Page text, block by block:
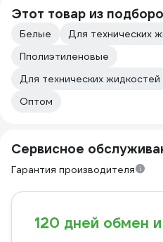
Этот товар из
Белые
Для технических
Пполиэтиленовые
Для технических
Оптом
Сервисное
Гарантия производителя
120 дней обмен и